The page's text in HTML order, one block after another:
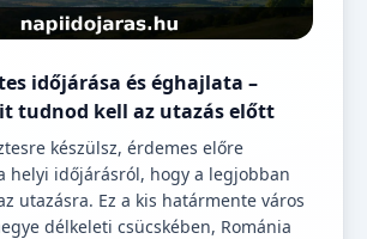
időjárása és éghajlata –
tudnod kell az utazás előtt
készülsz, érdemes előre
helyi időjárásról, hogy a legjobban
utazásra. Ez a kis határmente város
délkeleti csücskében, Románia